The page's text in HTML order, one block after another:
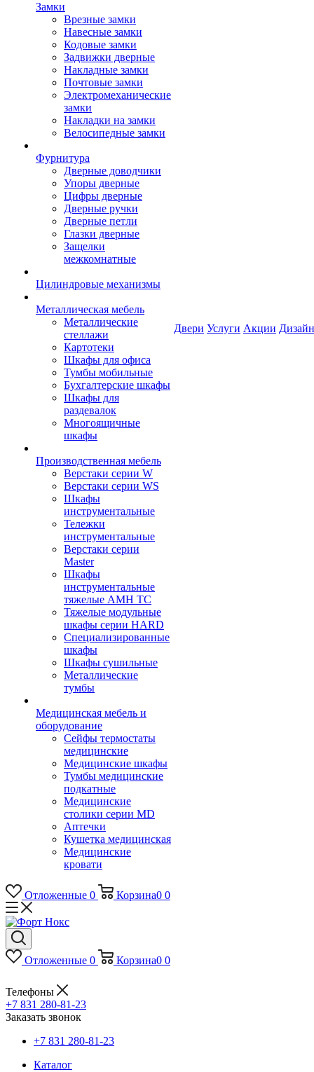
Замки
Врезные замки
Навесные замки
Кодовые замки
Задвижки дверные
Накладные замки
Почтовые замки
Электромеханические
замки
Накладки на замки
Велосипедные замки
Фурнитура
Дверные доводчики
Упоры дверные
Цифры дверные
Дверные ручки
Дверные петли
Глазки дверные
Защелки
межкомнатные
Цилиндровые механизмы
Металлическая мебель
Металлические
стеллажи
Картотеки
Шкафы для офиса
Тумбы мобильные
Бухгалтерские шкафы
Шкафы для
раздевалок
Многоящичные
шкафы
Производственная мебель
Верстаки серии W
Верстаки серии WS
Шкафы
инструментальные
Тележки
инструментальные
Верстаки серии
Master
Шкафы
инструментальные
тяжелые AMH TC
Тяжелые модульные
шкафы серии HARD
Cпециализированные
шкафы
Шкафы сушильные
Металлические
тумбы
Медицинская мебель и
оборудование
Сейфы термостаты
медицинские
Медицинские шкафы
Тумбы медицинские
подкатные
Медицинские
столики серии MD
Аптечки
Кушетка медицинская
Медицинские
кровати
Двери Услуги Акции
Отложенные 0 Корзина0 0
Отложенные 0 Корзина0 0
Телефоны
+7 831 280-81-23
Заказать звонок
+7 831 280-81-23
Каталог